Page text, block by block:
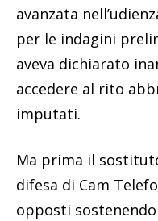
avanzata
per le indagini
aveva dichiarato
accedere al rito
imputati.
Ma prima il
difesa di Cam
opposti